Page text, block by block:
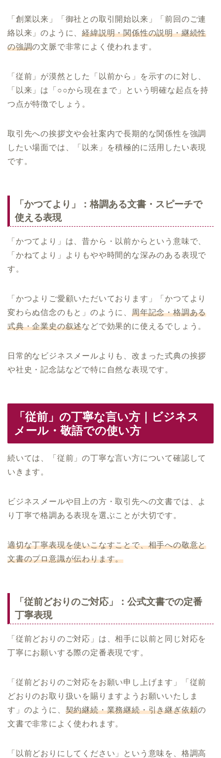
「創業以来」「御社との取引開始以来」「前回のご連
絡以来」のように、経緯説明・関係性の説明・継続性
の強調の文脈で非常によく使われます。
「従前」が漠然とした「以前から」を示すのに対し、
「以来」は「○○から現在まで」という明確な起点を持
つ点が特徴でしょう。
取引先への挨拶文や会社案内で長期的な関係性を強調
したい場面では、「以来」を積極的に活用したい表現
です。
「かつてより」：格調ある文書・スピーチで
使える表現
「かつてより」は、昔から・以前からという意味で、
「かねてより」よりもやや時間的な深みのある表現で
す。
「かつよりご愛顧いただいております」「かつてより
変わらぬ信念のもと」のように、 周年記念・格調ある
式典・企業史の叙述などで効果的に使えるでしょう。
日常的なビジネスメールよりも、改まった式典の挨拶
や社史・記念誌などで特に自然な表現です。
「従前」の丁寧な言い方｜ビジネス
メール・敬語での使い方
続いては、「従前」の丁寧な言い方について確認して
いきます。
ビジネスメールや目上の方・取引先への文書では、よ
り丁寧で格調ある表現を選ぶことが大切です。
適切な丁寧表現を使いこなすことで、相手への敬意と
文書のプロ意識が伝わります。
「従前どおりのご対応」：公式文書での定番
丁寧表現
「従前どおりのご対応」は、相手に以前と同じ対応を
丁寧にお願いする際の定番表現です。
「従前どおりのご対応をお願い申し上げます」「従前
どおりのお取り扱いを賜りますようお願いいたしま
す」のように、 契約継続・業務継続・引き継ぎ依頼の
文書で非常によく使われます。
「以前どおりにしてください」という意味を、格調高